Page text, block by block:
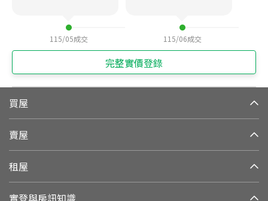
115/05成交 115/06成交
完整實價登錄
買屋
賣屋
租屋